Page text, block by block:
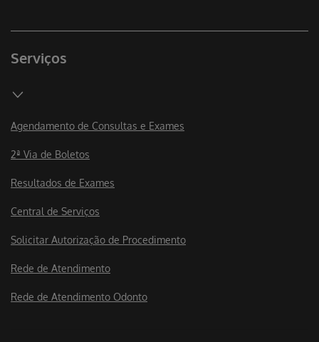
Serviços
Agendamento de Consultas e Exames
2ª Via de Boletos
Resultados de Exames
Central de Serviços
Solicitar Autorização de Procedimento
Rede de Atendimento
Rede de Atendimento Odonto